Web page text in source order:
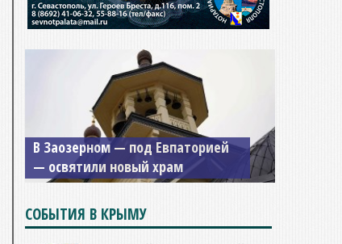
Мужской монастырь Косьмы и
Дамиана в Крыму вновь открыт
для посещения
СОБЫТИЯ В КРЫМУ